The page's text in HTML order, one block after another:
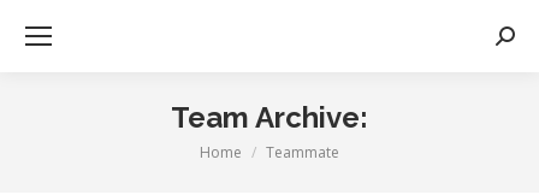
Team Archive:
Je bent hier:
Home Teammate